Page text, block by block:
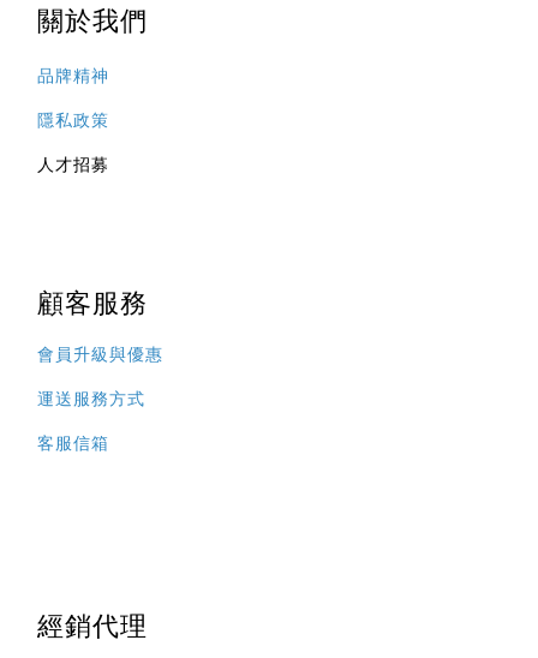
關於我們
品牌精神
隱私政策
人才招募
顧客服務
會員升級與優惠
運送服務方式
客服信箱
經銷代理